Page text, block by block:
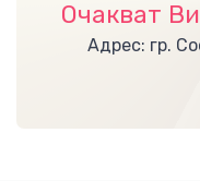
Очакват
Адрес: гр.